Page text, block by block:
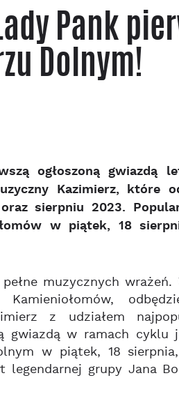
Pank
Dolnym!
ogłoszoną gwiazdą
Kazimierz, które
sierpniu 2023.
w piątek, 18
muzycznych
z udziałem
gwiazdą w ramach cyklu
w piątek, 18
grupy Jana